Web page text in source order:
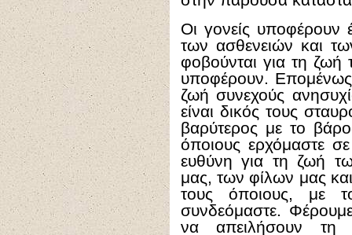
Οι γονείς υποφέρουν
των ασθενειών και
φοβούνται για τη ζωή
υποφέρουν.
ζωή συνεχούς
είναι δικός τους
βαρύτερος με το
όποιους ερχόμαστε
ευθύνη για τη ζωή
μας, των φίλων μας
τους όποιους, με
συνδεόμαστε.
να απειλήσουν τη